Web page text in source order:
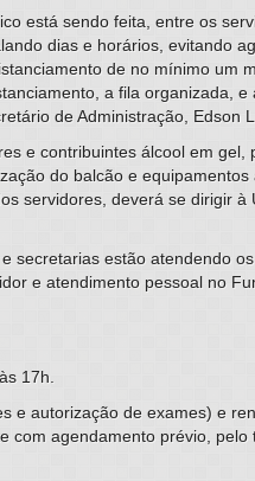
está sendo feita, entre os
dias e horários, evitando
de no mínimo um
a fila organizada, e
de Administração, Edson
e contribuintes álcool em gel,
do balcão e equipamentos
servidores, deverá se dirigir à
secretarias estão atendendo
e atendimento pessoal no
17h.
e autorização de exames) e
com agendamento prévio,